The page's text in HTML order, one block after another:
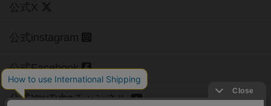
公式X
公式instagram
公式Facebook
公式YouTubeチャンネル